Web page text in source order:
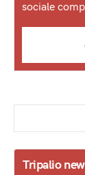
sociale
Tripalio